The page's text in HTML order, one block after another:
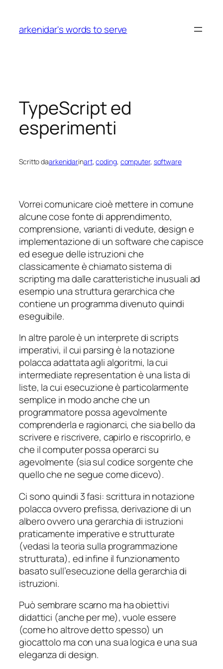
contenuto
arkenidar's words to serve
TypeScript ed
esperimenti
Scritto daarkenidarinart, coding, computer, software
Vorrei comunicare cioè mettere in comune
alcune cose fonte di apprendimento,
comprensione, varianti di vedute, design e
implementazione di un software che capisce
ed esegue delle istruzioni che
classicamente è chiamato sistema di
scripting ma dalle caratteristiche inusuali ad
esempio una struttura gerarchica che
contiene un programma divenuto quindi
eseguibile.
In altre parole è un interprete di scripts
imperativi, il cui parsing è la notazione
polacca adattata agli algoritmi, la cui
intermediate representation è una lista di
liste, la cui esecuzione è particolarmente
semplice in modo anche che un
programmatore possa agevolmente
comprenderla e ragionarci, che sia bello da
scrivere e riscrivere, capirlo e riscoprirlo, e
che il computer possa operarci su
agevolmente (sia sul codice sorgente che
quello che ne segue come dicevo).
Ci sono quindi 3 fasi: scrittura in notazione
polacca ovvero prefissa, derivazione di un
albero ovvero una gerarchia di istruzioni
praticamente imperative e strutturate
(vedasi la teoria sulla programmazione
strutturata), ed infine il funzionamento
basato sull’esecuzione della gerarchia di
istruzioni.
Può sembrare scarno ma ha obiettivi
didattici (anche per me), vuole essere
(come ho altrove detto spesso) un
giocattolo ma con una sua logica e una sua
eleganza di design.